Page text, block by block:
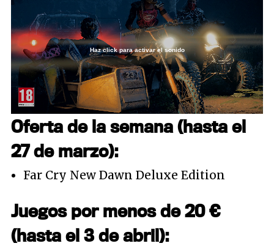
Unmute /
Loaded :
36.04%
Haz click para activar el sonido
Oferta de la semana (hasta el
27 de marzo):
Far Cry New Dawn Deluxe Edition
Juegos por menos de 20 €
(hasta el 3 de abril):